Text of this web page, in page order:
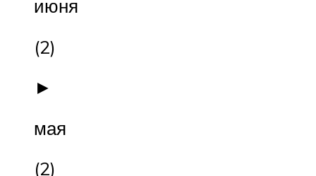
июня
(2)
►
мая
(2)